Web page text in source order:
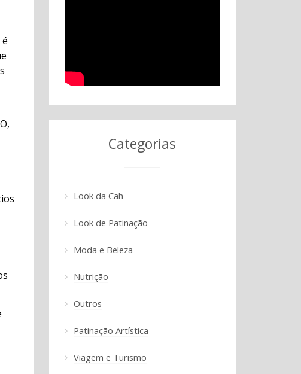
Categorias
Look da Cah
Look de Patinação
Moda e Beleza
Nutrição
Outros
Patinação Artística
Viagem e Turismo